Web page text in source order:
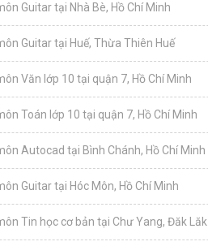
Guitar tại Nhà Bè, Hồ Chí Minh
Guitar tại Huế, Thừa Thiên Huế
Văn lớp 10 tại quận 7, Hồ Chí Minh
Toán lớp 10 tại quận 7, Hồ Chí Minh
Autocad tại Bình Chánh, Hồ Chí Minh
Guitar tại Hóc Môn, Hồ Chí Minh
Tin học cơ bản tại Chư Yang, Đăk Lăk